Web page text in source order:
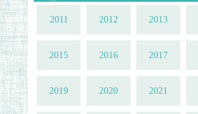
2011 2012 2013
2015 2016 2017
2019 2020 2021